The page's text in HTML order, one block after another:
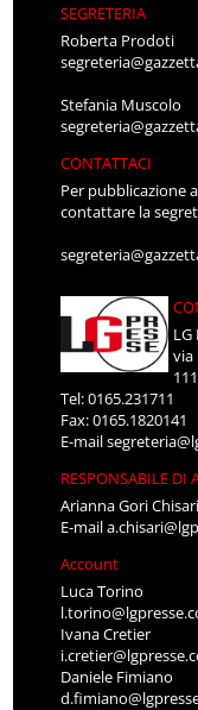
SEGRETERIA
Roberta Prodoti
Stefania Muscolo
CONTATTACI
Per pubblicazione
contattare la
LG
via
Tel: 0165.231711
Fax: 0165.1820141
E-mail
RESPONSABILE DI
Arianna Gori Chisari
E-mail
Account
Luca Torino
Ivana Cretier
Daniele Fimiano